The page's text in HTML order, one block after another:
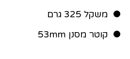
משקל 325 גרם
קוטר מסנן 53mm